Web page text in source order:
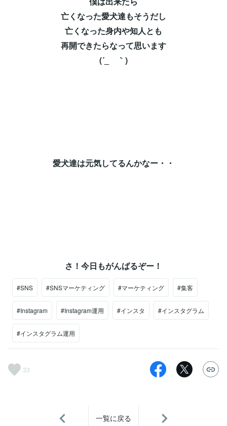
亡くなった愛犬達もそうだし⁡
亡くなった身内や知人とも⁡
再開できたらなって思います⁡
(´_ゝ｀)⁡
愛犬達は元気してるんかなー・・⁡
さ！今日もがんばるぞー！
#SNS #SNSマーケティング #マーケティング #集客
#Instagram #Instagram運用 #インスタ #インスタグラム
#インスタグラム運用
33
一覧に戻る